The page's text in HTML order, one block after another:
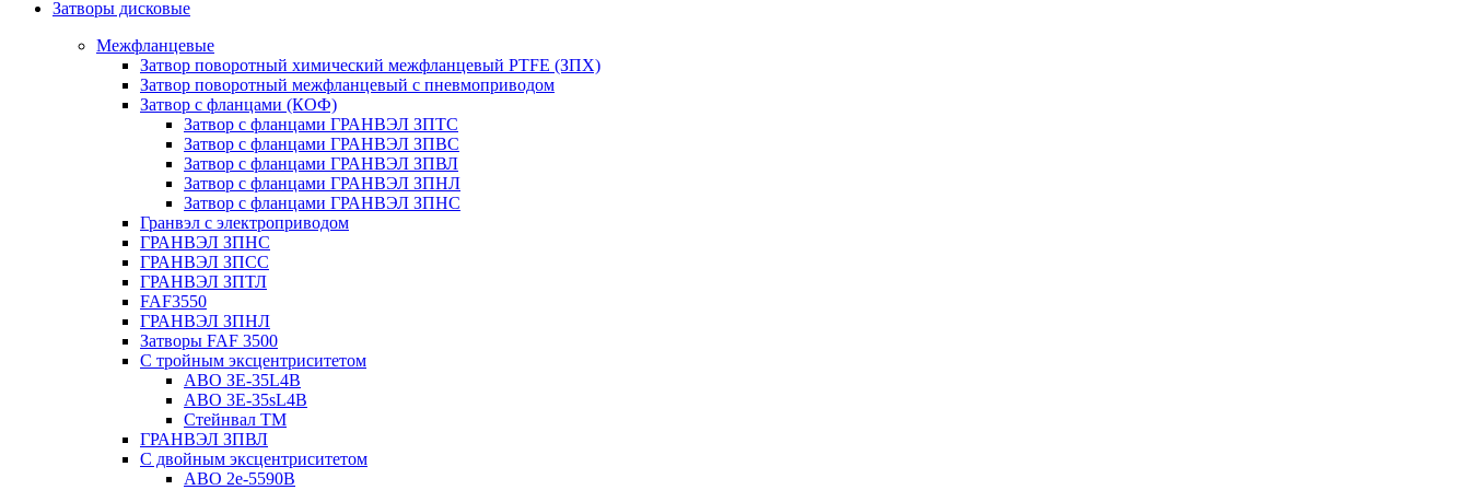
Затворы дисковые
Межфланцевые
Затвор поворотный химический межфланцевый PTFE (ЗПХ)
Затвор поворотный межфланцевый с пневмоприводом
Затвор с фланцами (КОФ)
Затвор с фланцами ГРАНВЭЛ ЗПТС
Затвор с фланцами ГРАНВЭЛ ЗПВС
Затвор с фланцами ГРАНВЭЛ ЗПВЛ
Затвор с фланцами ГРАНВЭЛ ЗПНЛ
Затвор с фланцами ГРАНВЭЛ ЗПНС
Гранвэл с электроприводом
ГРАНВЭЛ ЗПНС
ГРАНВЭЛ ЗПСС
ГРАНВЭЛ ЗПТЛ
FAF3550
ГРАНВЭЛ ЗПНЛ
Затворы FAF 3500
С тройным эксцентриситетом
ABO ЗE-35L4B
ABO 3E-35sL4B
Стейнвал ТМ
ГРАНВЭЛ ЗПВЛ
С двойным эксцентриситетом
ABO 2e-5590B